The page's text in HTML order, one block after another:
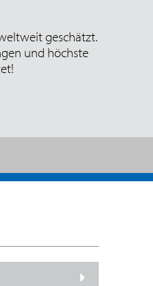
geschätzt.
und höchste